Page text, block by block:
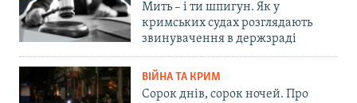
Мить – і ти шпигун. Як у
кримських судах розглядають
звинувачення в держзраді
ВІЙНА ТА КРИМ
Сорок днів, сорок ночей. Про